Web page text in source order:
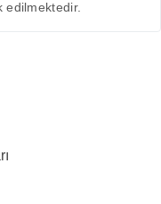
edilmektedir.